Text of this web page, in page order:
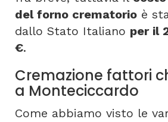
del forno crematorio è
dallo Stato Italiano per il
€.
Cremazione fattori
a Monteciccardo
Come abbiamo visto le